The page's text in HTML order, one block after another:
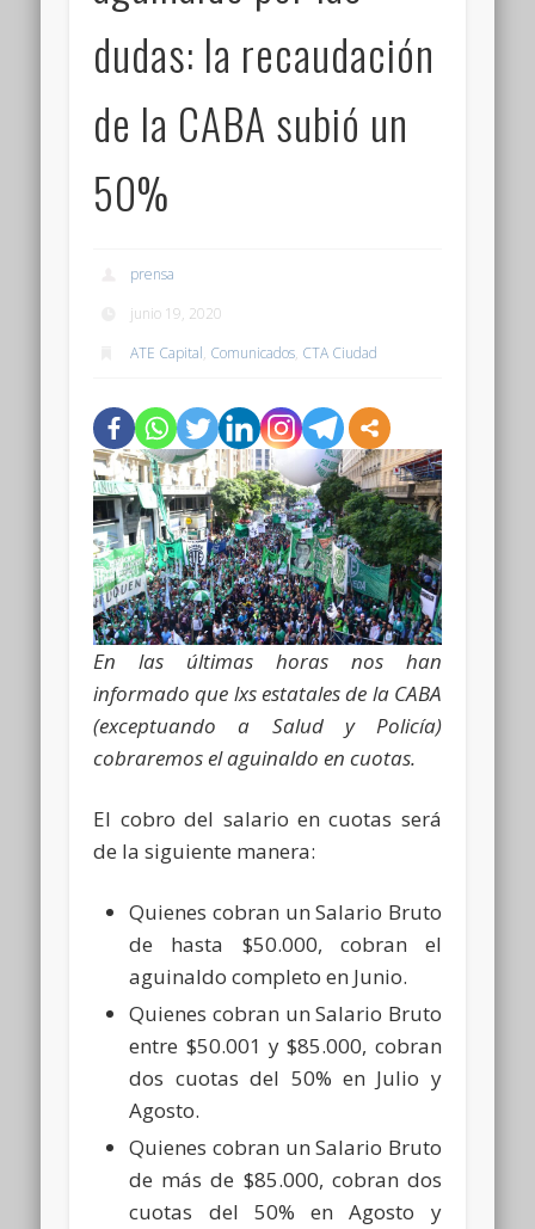
dudas: la recaudación
de la CABA subió un
50%
prensa
junio 19, 2020
ATE Capital, Comunicados, CTA Ciudad
En las últimas horas nos han
informado que lxs estatales de la CABA
(exceptuando a Salud y Policía)
cobraremos el aguinaldo en cuotas.
El cobro del salario en cuotas será
de la siguiente manera:
Quienes cobran un Salario Bruto
de hasta $50.000, cobran el
aguinaldo completo en Junio.
Quienes cobran un Salario Bruto
entre $50.001 y $85.000, cobran
dos cuotas del 50% en Julio y
Agosto.
Quienes cobran un Salario Bruto
de más de $85.000, cobran dos
cuotas del 50% en Agosto y